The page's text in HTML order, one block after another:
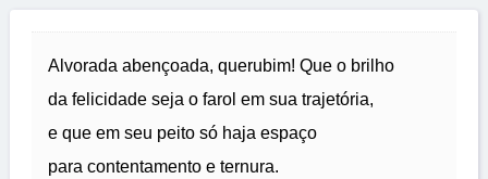
Alvorada abençoada, querubim! Que o brilho
da felicidade seja o farol em sua trajetória,
e que em seu peito só haja espaço
para contentamento e ternura.